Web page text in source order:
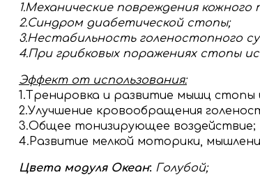
1.Механические повреждения
2.Синдром диабетической стопы;
3.Нестабильность голеностопного
4.При грибковых поражениях стопы
Эффект от использования:
1.Тренировка и развитие мышц стопы
2.Улучшение кровообращения
3.Общее тонизирующее воздействие;
4.Развитие мелкой моторики,
Цвета модуля Океан: Голубой;